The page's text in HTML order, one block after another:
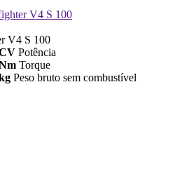
V4 S 100
V4 S 100
Potência
Torque
Peso bruto sem combustível